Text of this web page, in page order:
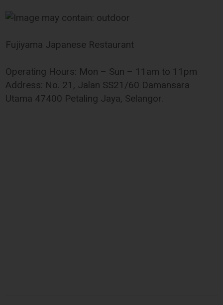
Fujiyama Japanese Restaurant
Operating Hours: Mon – Sun – 11am to 11pm
Address: No. 21, Jalan SS21/60 Damansara
Utama 47400 Petaling Jaya, Selangor.